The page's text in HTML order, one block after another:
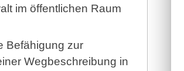
im öffentlichen Raum
Befähigung zur
Wegbeschreibung in